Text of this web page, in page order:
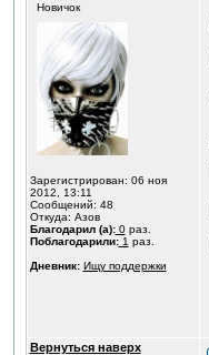
Новичок
Зарегистрирован: 06 ноя
2012, 13:11
Сообщений: 48
Откуда: Азов
Благодарил (а):0раз.
Поблагодарили:1 раз.
Дневник: Ищу поддержки
Вернуться наверх